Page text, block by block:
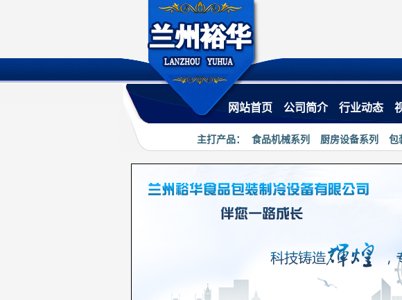
热烈祝贺兰州裕华食品机
网站首页 公司简介 行业动态
主打产品： 食品机械系列 厨房设备系列 包